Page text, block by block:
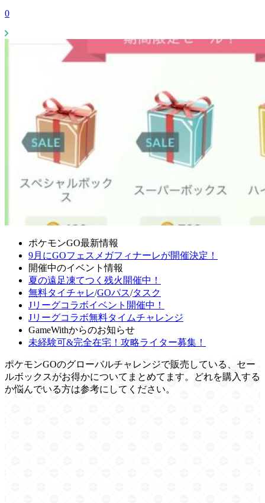
0
ポケモンGO最新情報
9月にGOフェスメガフィナーレが開催決定！
開催中のイベント情報
夏の遠足凍てつく残火開催中！
無料タイチャレ/GOパス/タスク
Jリーグコラボイベント開催中！
Jリーグコラボ無料タイムチャレンジ
GameWithからのお知らせ
未経験可&完全在宅！攻略ライター募集！
ポケモンGOのグローバルチャレンジで販売している、セー
ルボックスがお得かについてまとめてます。どれを購入する
か悩んでいる方は参考にしてください。